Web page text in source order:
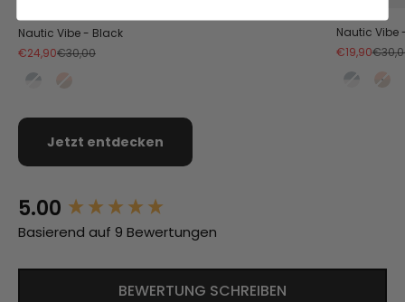
Nautic Vibe - Black
Angebot
€24,90Regulärer Preis
€30,00
Nautic
Angebot
€19,90
Jetzt entdecken
5.00
Basierend auf 9 Bewertungen
BEWERTUNG SCHREIBEN
New content loaded